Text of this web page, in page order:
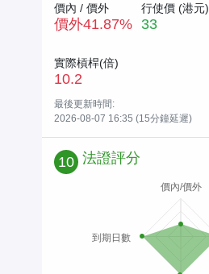
價內 / 價外
價外41.87%
行使價 (港元)
33
實際槓桿(倍)
10.2
最後更新時間:
2026-08-07 16:35 (15分鐘延遲)
10 法證評分
價內/價外
到期日數